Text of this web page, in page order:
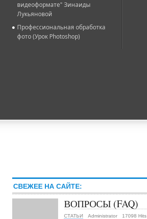
видеоформате" Зинаиды
Лукьяновой
Профессиональная обработка
фото (Урок Photoshop)
СВЕЖЕЕ НА САЙТЕ:
ВОПРОСЫ (FAQ)
СТАТЬИ Administrator 17098 Hits